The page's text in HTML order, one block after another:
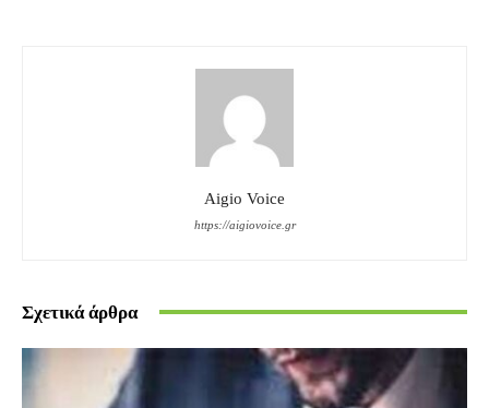
Aigio Voice
https://aigiovoice.gr
Σχετικά άρθρα